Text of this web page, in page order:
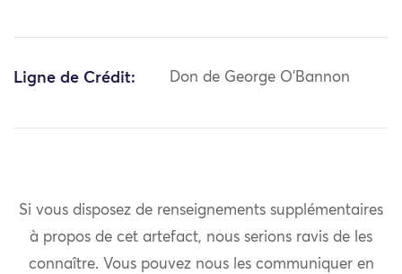
Ligne de Crédit: Don de George O'Bannon
Si vous disposez de renseignements supplémentaires
à propos de cet artefact, nous serions ravis de les
connaître. Vous pouvez nous les communiquer en